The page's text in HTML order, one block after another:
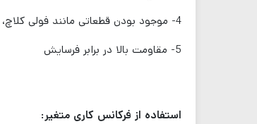
4- موجود بودن قطعاتی مانند فولی کلاچ، لنگ (ویبراتور) و…
5- مقاومت بالا در برابر فرسایش
استفاده از فرکانس کاری متغیر: